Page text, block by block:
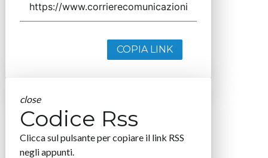
COPIA LINK
close
Codice Rss
Clicca sul pulsante per copiare il link RSS
negli appunti.